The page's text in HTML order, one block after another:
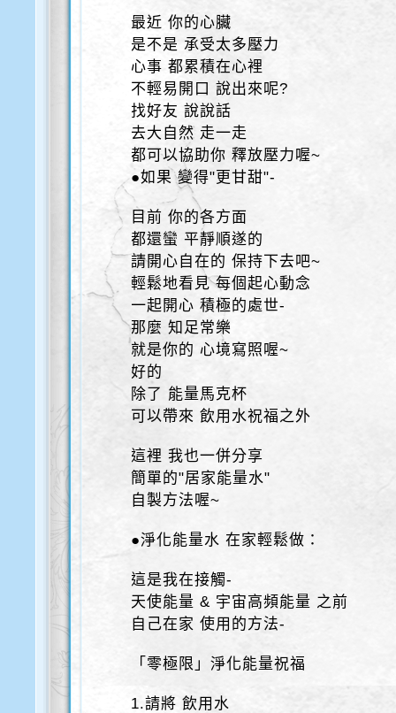
最近 你的心臟
是不是 承受太多壓力
心事 都累積在心裡
不輕易開口 說出來呢?
找好友 說說話
去大自然 走一走
都可以協助你 釋放壓力喔~
●如果 變得"更甘甜"-
目前 你的各方面
都還蠻 平靜順遂的
請開心自在的 保持下去吧~
輕鬆地看見 每個起心動念
一起開心 積極的處世-
那麼 知足常樂
就是你的 心境寫照喔~
好的
除了 能量馬克杯
可以帶來 飲用水祝福之外
這裡 我也一併分享
簡單的"居家能量水"
自製方法喔~
●淨化能量水 在家輕鬆做：
這是我在接觸-
天使能量 & 宇宙高頻能量 之前
自己在家 使用的方法-
「零極限」淨化能量祝福
1.請將 飲用水